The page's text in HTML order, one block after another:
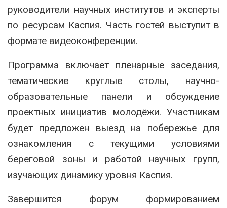
руководители научных институтов и эксперты
по ресурсам Каспия. Часть гостей выступит в
формате видеоконференции.
Программа включает пленарные заседания,
тематические круглые столы, научно-
образовательные панели и обсуждение
проектных инициатив молодёжи. Участникам
будет предложен выезд на побережье для
ознакомления с текущими условиями
береговой зоны и работой научных групп,
изучающих динамику уровня Каспия.
Завершится форум формированием